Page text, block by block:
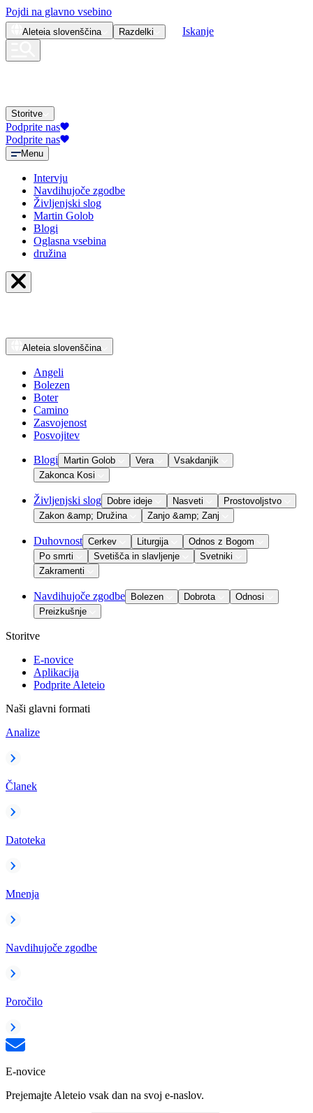
Pojdi na glavno vsebino
Aleteia slovenščina Razdelki Iskanje
Storitve
Podprite nas
Podprite nas
Menu
Intervju
Navdihujoče zgodbe
Življenjski slog
Martin Golob
Blogi
Oglasna vsebina
družina
Aleteia slovenščina
Angeli
Bolezen
Boter
Camino
Zasvojenost
Posvojitev
Blogi Martin Golob Vera
Vsakdanjik
Zakonca Kosi
Življenjski slog Dobre ideje Nasveti
Prostovoljstvo
Zakon &amp; Družina
Zanjo &amp; Zanj
Duhovnost Cerkev Liturgija
Odnos z Bogom
Po smrti
Svetišča in slavljenje
Svetniki
Zakramenti
Navdihujoče zgodbe Bolezen Dobrota
Odnosi
Preizkušnje
Storitve
E-novice
Aplikacija
Podprite Aleteio
Naši glavni formati
Analize
Članek
Datoteka
Mnenja
Navdihujoče zgodbe
Poročilo
E-novice
Prejemajte Aleteio vsak dan na svoj e-naslov.